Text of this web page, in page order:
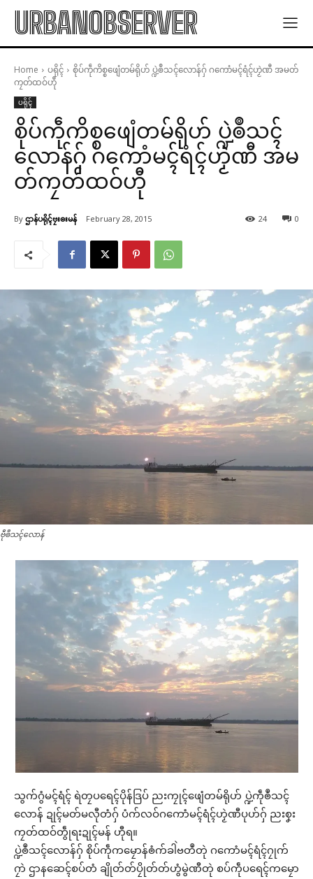
URBANOBSERVER
Home ပရိုၚ်
စိုပ်ကဵုကိစ္စဖျေံတမ်ရိုဟ် ပ္ဍဲၜဳသၚ်လောန်ဂှ် ဂကောံမၚ်ရံၚ်ဟၟဲဏီ အမတ်
ကၠတ်ထဝ်ဟီု
ပရိုၚ်
စိုပ်ကဵုကိစ္စဖျေံတမ်ရိုဟ် ပ္ဍဲၜဳသၚ်
လောန်ဂှ် ဂကောံမၚ်ရံၚ်ဟၟဲဏီ အမ
တ်ကၠတ်ထဝ်ဟီု
By ဌာန်ပရိုၚ်ဗၠးၜးမန် February 28, 2015 0
24
ဗီုၜဳသၚ်လောန်
သွက်ဂွံမၚ်ရံၚ် ရဲတၠပရေၚ်ပိုန်ဒြပ် ညးကၠုၚ်ဖျေံတမ်ရိုဟ် ပ္ဍဲကဵုၜဳသၚ်
လောန် ဍုၚ်မတ်မလီုတံဂှ် ပံက်လဝ်ဂကောံမၚ်ရံၚ်ဟၟဲဏီပုဟ်ဂှ် ညးစၞး
ကၠတ်ထဝ်တွဵုရးဍုၚ်မန် ဟီုရ။
ပ္ဍဲၜဳသၚ်လောန်ဂှ် စိုပ်ကဵုကမၠောန်ၜံက်ခါဲဗတဳတုဲ ဂကောံမၚ်ရံၚ်ဂၠုက်
ဂၠာဲ ဌာနဆေၚ်စပ်တံ ချိုတ်တ်ပၠိုတ်တ်ဟွံမွဲဏီတုဲ စပ်ကဵုပရေၚ်ကမၠော